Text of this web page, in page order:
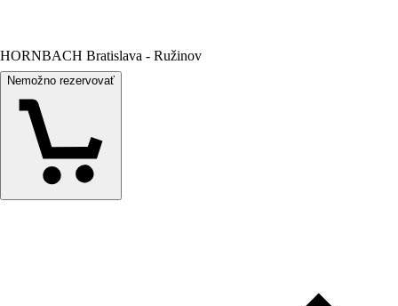
HORNBACH Bratislava - Ružinov
Nemožno rezervovať